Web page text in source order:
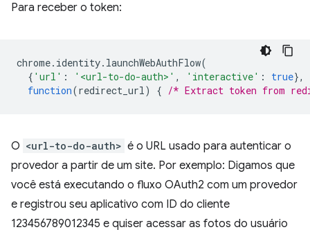
Para receber o token:
chrome. identity. launchWebAuthFlow(
{ 'url' : '<url-to-do-auth>' , 'interactive' : true},
function(redirect_url) { /* Extract token from
O <url-to-do-auth> é o URL usado para autenticar o
provedor a partir de um site. Por exemplo: Digamos que
você está executando o fluxo OAuth2 com um provedor
e registrou seu aplicativo com ID do cliente
123456789012345 e quiser acessar as fotos do usuário